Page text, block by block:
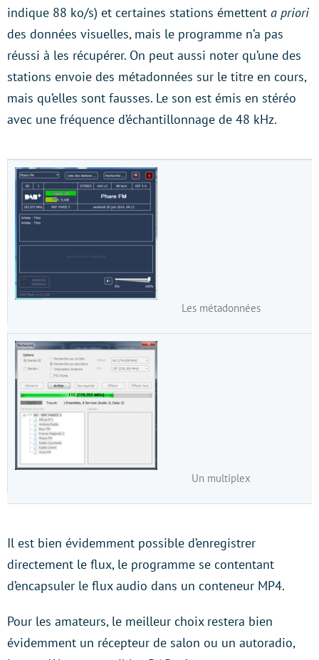
indique 88 ko/s) et certaines stations émettent a priori
des données visuelles, mais le programme n’a pas
réussi à les récupérer. On peut aussi noter qu’une des
stations envoie des métadonnées sur le titre en cours,
mais qu’elles sont fausses. Le son est émis en stéréo
avec une fréquence d’échantillonnage de 48 kHz.
Les métadonnées
Un multiplex
Il est bien évidemment possible d’enregistrer
directement le flux, le programme se contentant
d’encapsuler le flux audio dans un conteneur MP4.
Pour les amateurs, le meilleur choix restera bien
évidemment un récepteur de salon ou un autoradio,